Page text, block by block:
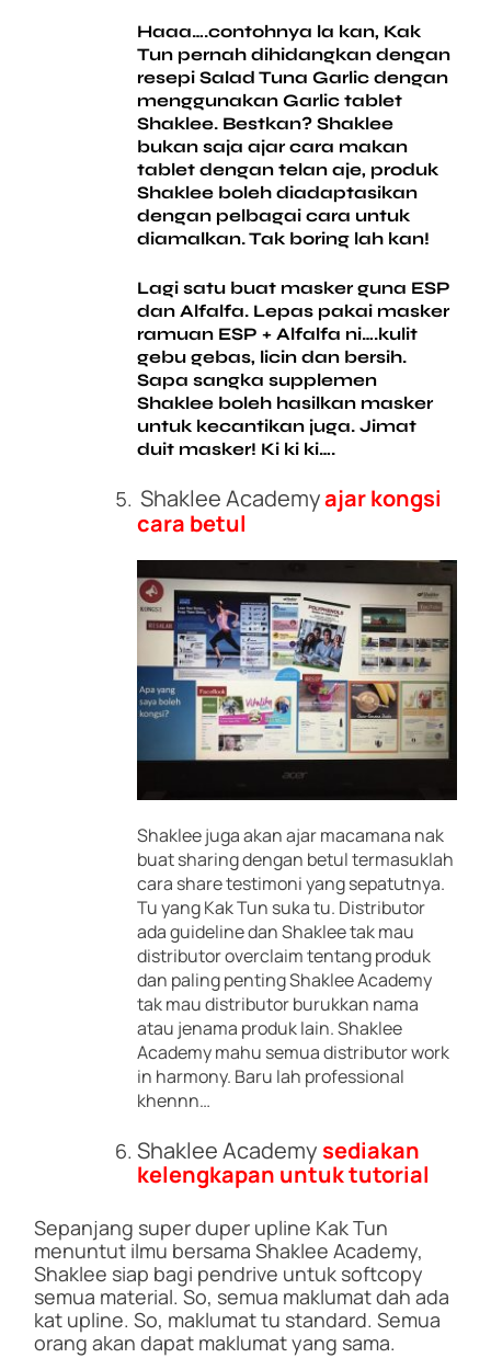
Haaa….contohnya la kan, Kak
Tun pernah dihidangkan dengan
resepi Salad Tuna Garlic dengan
menggunakan Garlic tablet
Shaklee. Bestkan? Shaklee
bukan saja ajar cara makan
tablet dengan telan aje, produk
Shaklee boleh diadaptasikan
dengan pelbagai cara untuk
diamalkan. Tak boring lah kan!
Lagi satu buat masker guna ESP
dan Alfalfa. Lepas pakai masker
ramuan ESP + Alfalfa ni….kulit
gebu gebas, licin dan bersih.
Sapa sangka supplemen
Shaklee boleh hasilkan masker
untuk kecantikan juga. Jimat
duit masker! Ki ki ki….
Shaklee Academyajar kongsi
cara betul
Shaklee juga akan ajar macamana nak
buat sharing dengan betul termasuklah
cara share testimoni yang sepatutnya.
Tu yang Kak Tun suka tu. Distributor
ada guideline dan Shaklee tak mau
distributor overclaim tentang produk
dan paling penting Shaklee Academy
tak mau distributor burukkan nama
atau jenama produk lain. Shaklee
Academy mahu semua distributor work
in harmony. Baru lah professional
khennn…
Shaklee Academy sediakan
kelengkapan untuk tutorial
Sepanjang super duper upline Kak Tun
menuntut ilmu bersama Shaklee Academy,
Shaklee siap bagi pendrive untuk softcopy
semua material. So, semua maklumat dah ada
kat upline. So, maklumat tu standard. Semua
orang akan dapat maklumat yang sama.